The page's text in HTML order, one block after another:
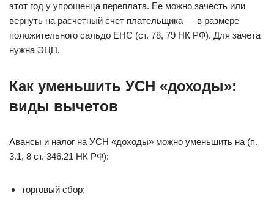
этот год у упрощенца переплата. Ее можно зачесть или
вернуть на расчетный счет плательщика — в размере
положительного сальдо ЕНС (ст. 78, 79 НК РФ). Для зачета
нужна ЭЦП.
Как уменьшить УСН «доходы»:
виды вычетов
Авансы и налог на УСН «доходы» можно уменьшить на (п.
3.1, 8 ст. 346.21 НК РФ):
торговый сбор;